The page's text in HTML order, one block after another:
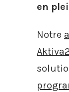
en
Notre
Aktiva2